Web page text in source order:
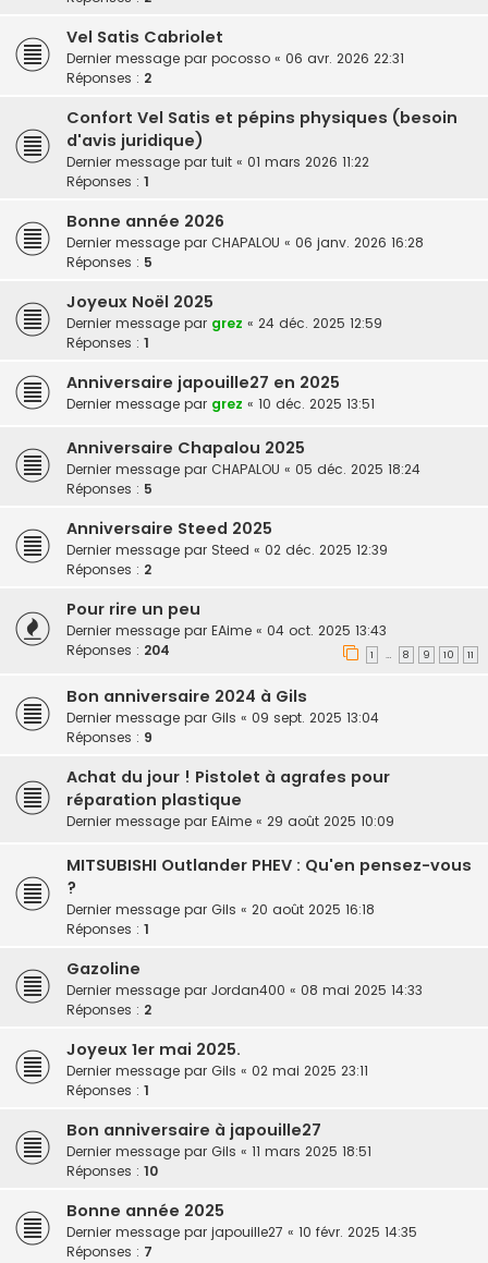
Vel Satis Cabriolet
Dernier message par pocosso « 06 avr. 2026 22:31
Réponses : 2
Confort Vel Satis et pépins physiques (besoin
d'avis juridique)
Dernier message par tuit « 01 mars 2026 11:22
Réponses : 1
Bonne année 2026
Dernier message par CHAPALOU « 06 janv. 2026 16:28
Réponses : 5
Joyeux Noël 2025
Dernier message par grez « 24 déc. 2025 12:59
Réponses : 1
Anniversaire japouille27 en 2025
Dernier message par grez « 10 déc. 2025 13:51
Anniversaire Chapalou 2025
Dernier message par CHAPALOU « 05 déc. 2025 18:24
Réponses : 5
Anniversaire Steed 2025
Dernier message par Steed « 02 déc. 2025 12:39
Réponses : 2
Pour rire un peu
Dernier message par EAime « 04 oct. 2025 13:43
Réponses : 204 1 … 8 9 10 11
Bon anniversaire 2024 à Gils
Dernier message par Gils « 09 sept. 2025 13:04
Réponses : 9
Achat du jour ! Pistolet à agrafes pour
réparation plastique
Dernier message par EAime « 29 août 2025 10:09
MITSUBISHI Outlander PHEV : Qu'en pensez-vous
?
Dernier message par Gils « 20 août 2025 16:18
Réponses : 1
Gazoline
Dernier message par Jordan400 « 08 mai 2025 14:33
Réponses : 2
Joyeux 1er mai 2025.
Dernier message par Gils « 02 mai 2025 23:11
Réponses : 1
Bon anniversaire à japouille27
Dernier message par Gils « 11 mars 2025 18:51
Réponses : 10
Bonne année 2025
Dernier message par japouille27 « 10 févr. 2025 14:35
Réponses : 7